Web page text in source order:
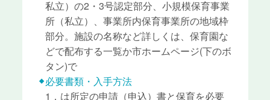
私立）の2・3号認定部分、小規模保育事業
所（私立）、事業所内保育事業所の地域枠
部分。施設の名称など詳しくは、保育園な
どで配布する一覧か市ホームページ(下のボ
タン)で
必要書類・入手方法
1．は所定の申請（申込）書と保育を必要